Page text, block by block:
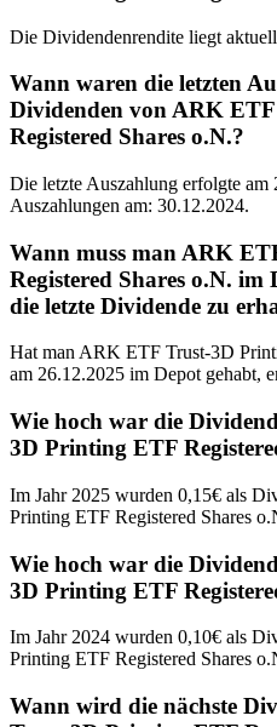
Die Dividendenrendite liegt
Wann waren die letzten
Dividenden von ARK
Registered Shares o.N.?
Die letzte Auszahlung erfolgte
Auszahlungen am: 30.12.2024.
Wann muss man ARK
Registered Shares o.N. im
die letzte Dividende zu
Hat man ARK ETF Trust-3D
am 26.12.2025 im Depot gehabt,
Wie hoch war die
3D Printing ETF
Im Jahr 2025 wurden 0,15€ als
Printing ETF Registered Shares
Wie hoch war die
3D Printing ETF
Im Jahr 2024 wurden 0,10€ als
Printing ETF Registered Shares
Wann wird die nächste